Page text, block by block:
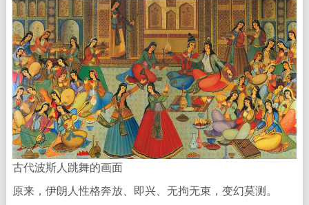
古代波斯人跳舞的画面
原来，伊朗人性格奔放、即兴、无拘无束，变幻莫测。